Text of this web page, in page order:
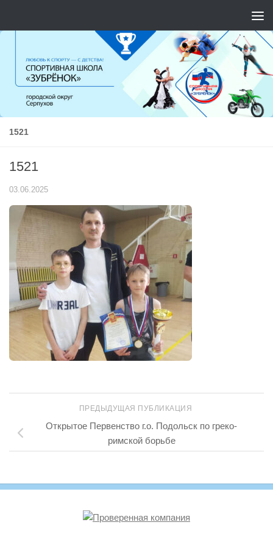
1521
1521
03.06.2025
ПРЕДЫДУЩАЯ ПУБЛИКАЦИЯ
Открытое Первенство г.о. Подольск по греко-
римской борьбе